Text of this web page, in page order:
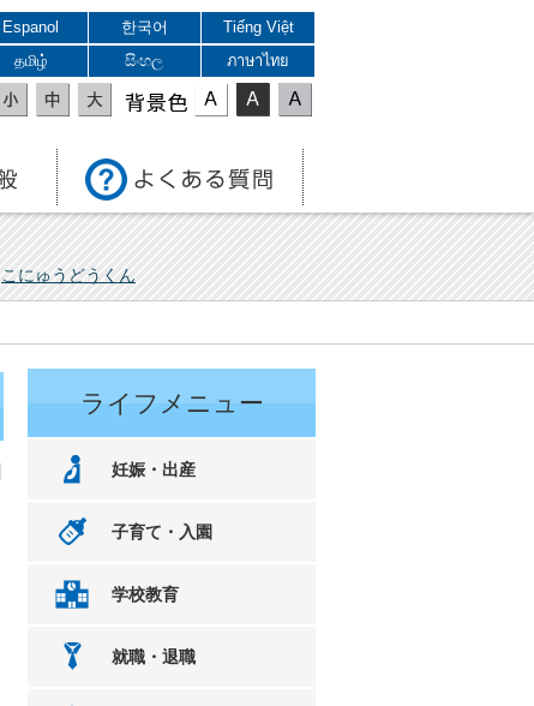
Espanol 한국어
Tiếng Việt
தமிழ் සිංහල ภาษาไทย
表示色
こにゅうどうくん
ライフメニュー
妊娠・出産
子育て・入園
学校教育
就職・退職